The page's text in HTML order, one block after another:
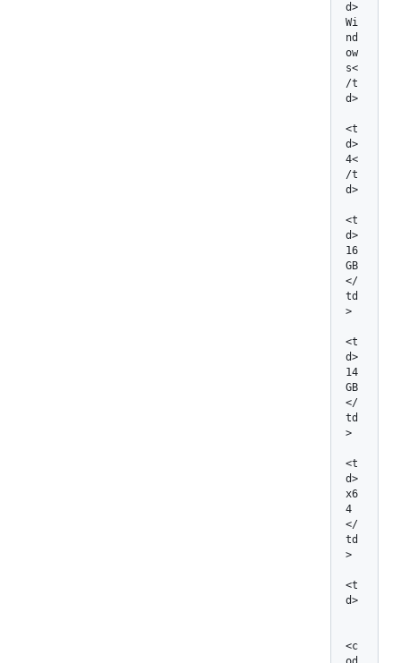
d>
Wi
nd
ow
s<
/t
d>
<t
d>
4<
/t
d>
<t
d>
16
GB
</
td
>
<t
d>
14
GB
</
td
>
<t
d>
x6
4
</
td
>
<t
d>
<c